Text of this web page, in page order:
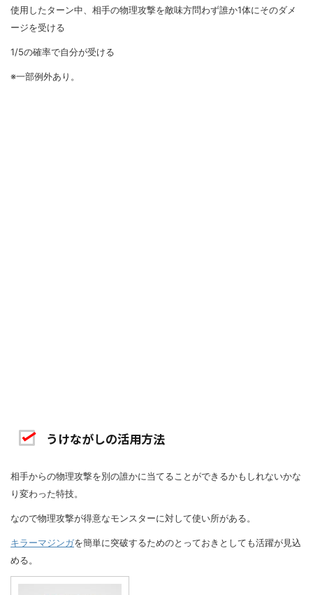
使用したターン中、相手の物理攻撃を敵味方問わず誰か1体にそのダメ
ージを受ける
1/5の確率で自分が受ける
※一部例外あり。
うけながしの活用方法
相手からの物理攻撃を別の誰かに当てることができるかもしれないかな
り変わった特技。
なので物理攻撃が得意なモンスターに対して使い所がある。
キラーマジンガを簡単に突破するためのとっておきとしても活躍が見込
める。